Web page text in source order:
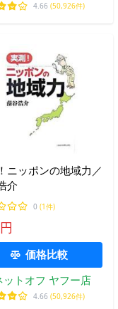
4.66 (50,926件)
ニッポンの地域力／
介
0 (1件)
価格比較
ットオフ ヤフー店
4.66 (50,926件)